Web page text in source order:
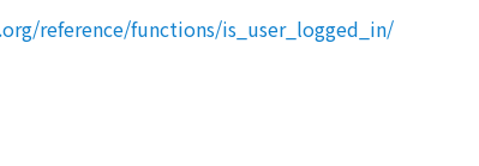
reference/functions/is_user_logged_in/